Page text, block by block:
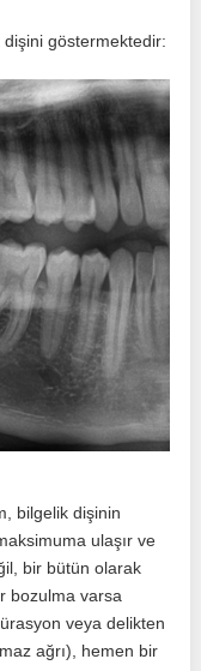
dişini göstermektedir:
bilgelik dişinin
ulaşır ve
bir bütün olarak
bozulma varsa
veya delikten
ağrı), hemen bir